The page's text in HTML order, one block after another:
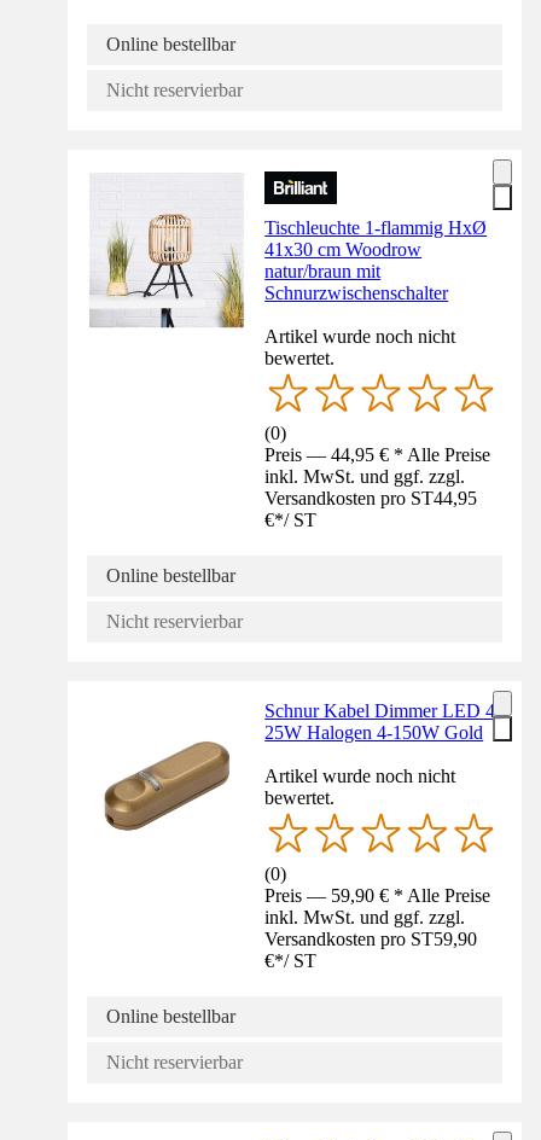
Online bestellbar
Nicht reservierbar
Tischleuchte 1-flammig HxØ
41x30 cm Woodrow
natur/braun mit
Schnurzwischenschalter
Artikel wurde noch nicht
bewertet.
(0)
Preis — 44,95 € * Alle Preise
inkl. MwSt. und ggf. zzgl.
Versandkosten pro ST44,95
€*/ ST
Online bestellbar
Nicht reservierbar
Schnur Kabel Dimmer LED 4-
25W Halogen 4-150W Gold
Artikel wurde noch nicht
bewertet.
(0)
Preis — 59,90 € * Alle Preise
inkl. MwSt. und ggf. zzgl.
Versandkosten pro ST59,90
€*/ ST
Online bestellbar
Nicht reservierbar